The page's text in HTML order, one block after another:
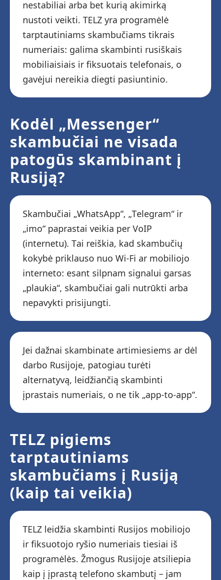
nestabiliai arba bet kurią akimirką
nustoti veikti. TELZ yra programėlė
tarptautiniams skambučiams tikrais
numeriais: galima skambinti rusiškais
mobiliaisiais ir fiksuotais telefonais, o
gavėjui nereikia diegti pasiuntinio.
Kodėl „Messenger“
skambučiai ne visada
patogūs skambinant į
Rusiją?
Skambučiai „WhatsApp“, „Telegram“ ir
„imo“ paprastai veikia per VoIP
(internetu). Tai reiškia, kad skambučių
kokybė priklauso nuo Wi-Fi ar mobiliojo
interneto: esant silpnam signalui garsas
„plaukia“, skambučiai gali nutrūkti arba
nepavykti prisijungti.
Jei dažnai skambinate artimiesiems ar dėl
darbo Rusijoje, patogiau turėti
alternatyvą, leidžiančią skambinti
įprastais numeriais, o ne tik „app-to-app“.
TELZ pigiems
tarptautiniams
skambučiams į Rusiją
(kaip tai veikia)
TELZ leidžia skambinti Rusijos mobiliojo
ir fiksuotojo ryšio numeriais tiesiai iš
programėlės. Žmogus Rusijoje atsiliepia
kaip į įprastą telefono skambutį – jam